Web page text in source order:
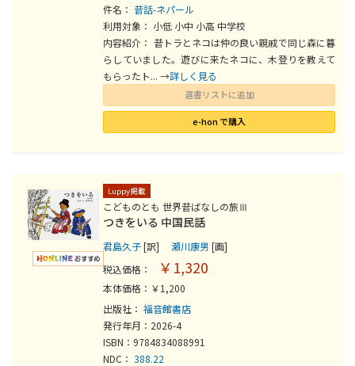
件名： 昔話-ネパール
利用対象： 小低 小中 小高 中学校
内容紹介： 昔トラとネコは仲の良い親戚で同じ森に暮
らしていました。遊びに来たネコに、木登りを教えて
もらったト... →詳しく見る
選書リストに追加
e-hon で購入
Luppy掲載
こどものとも 世界昔ばなしの旅Ⅲ
つきをいる 中国民話
君島久子[訳] 瀬川康男 [画]
税込価格：
￥1,320
本体価格：￥1,200
出版社： 福音館書店
発行年月：2026-4
ISBN：9784834088991
NDC： 388.22